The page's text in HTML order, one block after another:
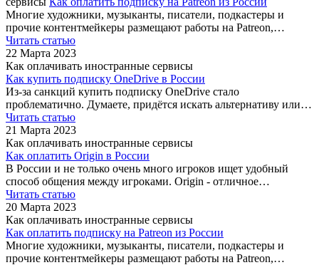
Многие художники, музыканты, писатели, подкастеры и
прочие контентмейкеры размещают работы на Patreon,…
Читать статью
22 Марта 2023
Как оплачивать иностранные сервисы
Как купить подписку OneDrive в России
Из-за санкций купить подписку OneDrive стало
проблематично. Думаете, придётся искать альтернативу или…
Читать статью
21 Марта 2023
Как оплачивать иностранные сервисы
Как оплатить Origin в России
В России и не только очень много игроков ищет удобный
способ общения между игроками. Origin - отличное…
Читать статью
20 Марта 2023
Как оплачивать иностранные сервисы
Как оплатить подписку на Patreon из России
Многие художники, музыканты, писатели, подкастеры и
прочие контентмейкеры размещают работы на Patreon,…